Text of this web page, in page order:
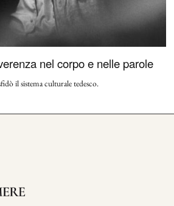
nel corpo e nelle parole
il sistema culturale tedesco.